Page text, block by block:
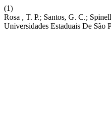
(1)
Rosa , T. P.; Santos, G. C.;
Universidades Estaduais De São